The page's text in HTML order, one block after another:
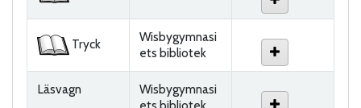
Tryck
Wisbygymnasi
ets bibliotek
Läsvagn
Wisbygymnasi